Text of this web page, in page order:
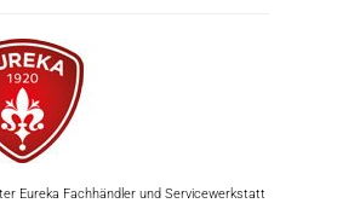
Eureka Fachhändler und Servicewerkstatt